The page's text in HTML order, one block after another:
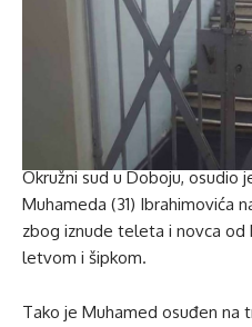
Okružni sud u Doboju, osudio
Muhameda (31) Ibrahimovića
zbog iznude teleta i novca
letvom i šipkom.
Tako je Muhamed osuđen na